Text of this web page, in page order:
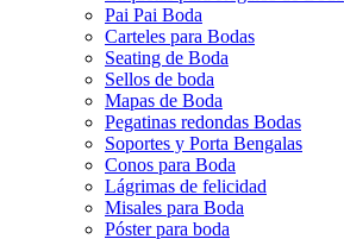
Pai Pai Boda
Carteles para Bodas
Seating de Boda
Sellos de boda
Mapas de Boda
Pegatinas redondas Bodas
Soportes y Porta Bengalas
Conos para Boda
Lágrimas de felicidad
Misales para Boda
Póster para boda